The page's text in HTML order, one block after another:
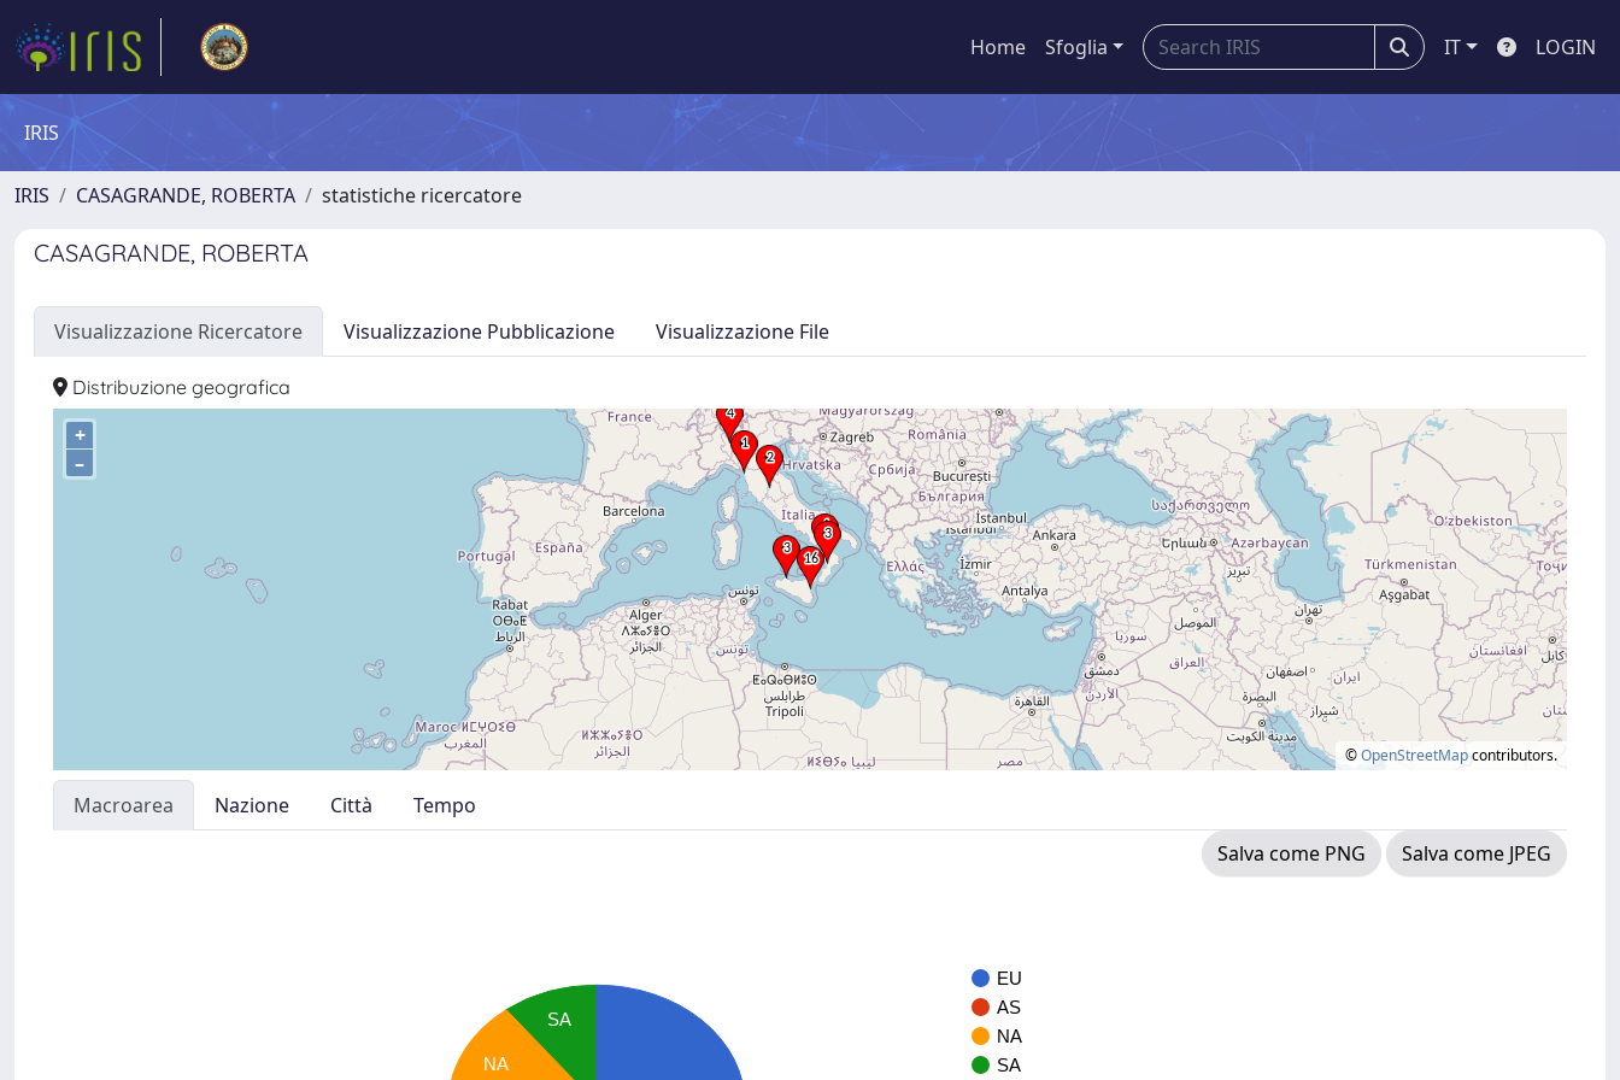
Home Sfoglia IT LOGIN
IRIS
IRIS CASAGRANDE, ROBERTA statistiche ricercatore
CASAGRANDE, ROBERTA
Visualizzazione Ricercatore Visualizzazione Pubblicazione Visualizzazione File
Distribuzione geografica
+
–
©OpenStreetMapcontributors.
Macroarea Nazione Città
Tempo
Salva come PNG
Salva come JPEG
EU
AS
NA
SA
SA
NA